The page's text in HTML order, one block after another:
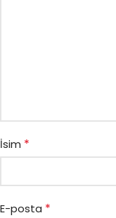
İsim *
E-posta *